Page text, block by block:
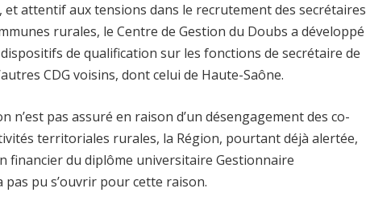
attentif aux tensions dans le recrutement des secrétaires
rurales, le Centre de Gestion du Doubs a développé
de qualification sur les fonctions de secrétaire de
CDG voisins, dont celui de Haute-Saône.
pas assuré en raison d’un désengagement des co-
territoriales rurales, la Région, pourtant déjà alertée,
financier du diplôme universitaire Gestionnaire
pu s’ouvrir pour cette raison.